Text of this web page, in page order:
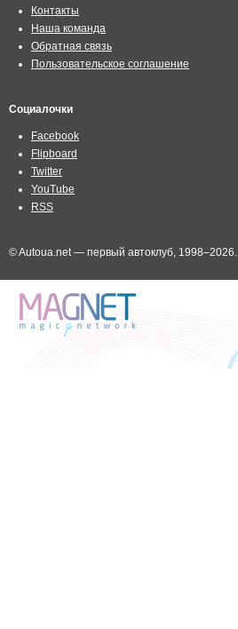
Контакты
Наша команда
Обратная связь
Пользовательское соглашение
Социалочки
Facebook
Flipboard
Twitter
YouTube
RSS
© Autoua.net — первый автоклуб, 1998–2026.